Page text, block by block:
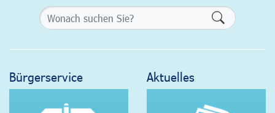
Bürgerservice Aktuelles